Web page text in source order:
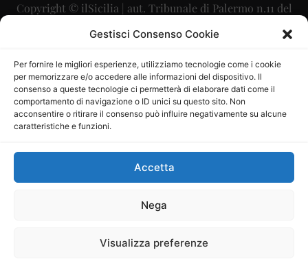
Gestisci Consenso Cookie
Per fornire le migliori esperienze, utilizziamo tecnologie come i cookie
per memorizzare e/o accedere alle informazioni del dispositivo. Il
consenso a queste tecnologie ci permetterà di elaborare dati come il
comportamento di navigazione o ID unici su questo sito. Non
acconsentire o ritirare il consenso può influire negativamente su alcune
caratteristiche e funzioni.
Accetta
Nega
Visualizza preferenze
Copyright © ilSicilia | aut. Tribunale di Palermo n.11 del
29/09/2015
Direttore Editoriale: Maurizio Scaglione
Direttore Responsabile: Maria Calabrese
P.IVA: 06334930820
Mercurio Comunicazione Società Cooperativa a r.l. è
iscritta al Registro degli Operatori di Comunicazione al
Sito gestito daLa Digitale srl–info@ladigitale.it